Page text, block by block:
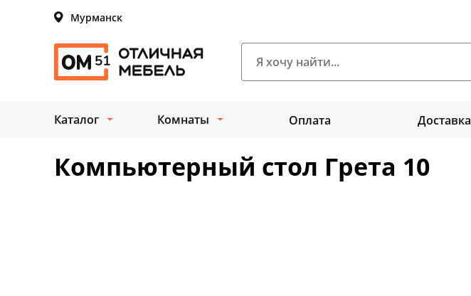
Мурманск
Каталог Комнаты Оплата Доставка
Компьютерный стол Грета 10